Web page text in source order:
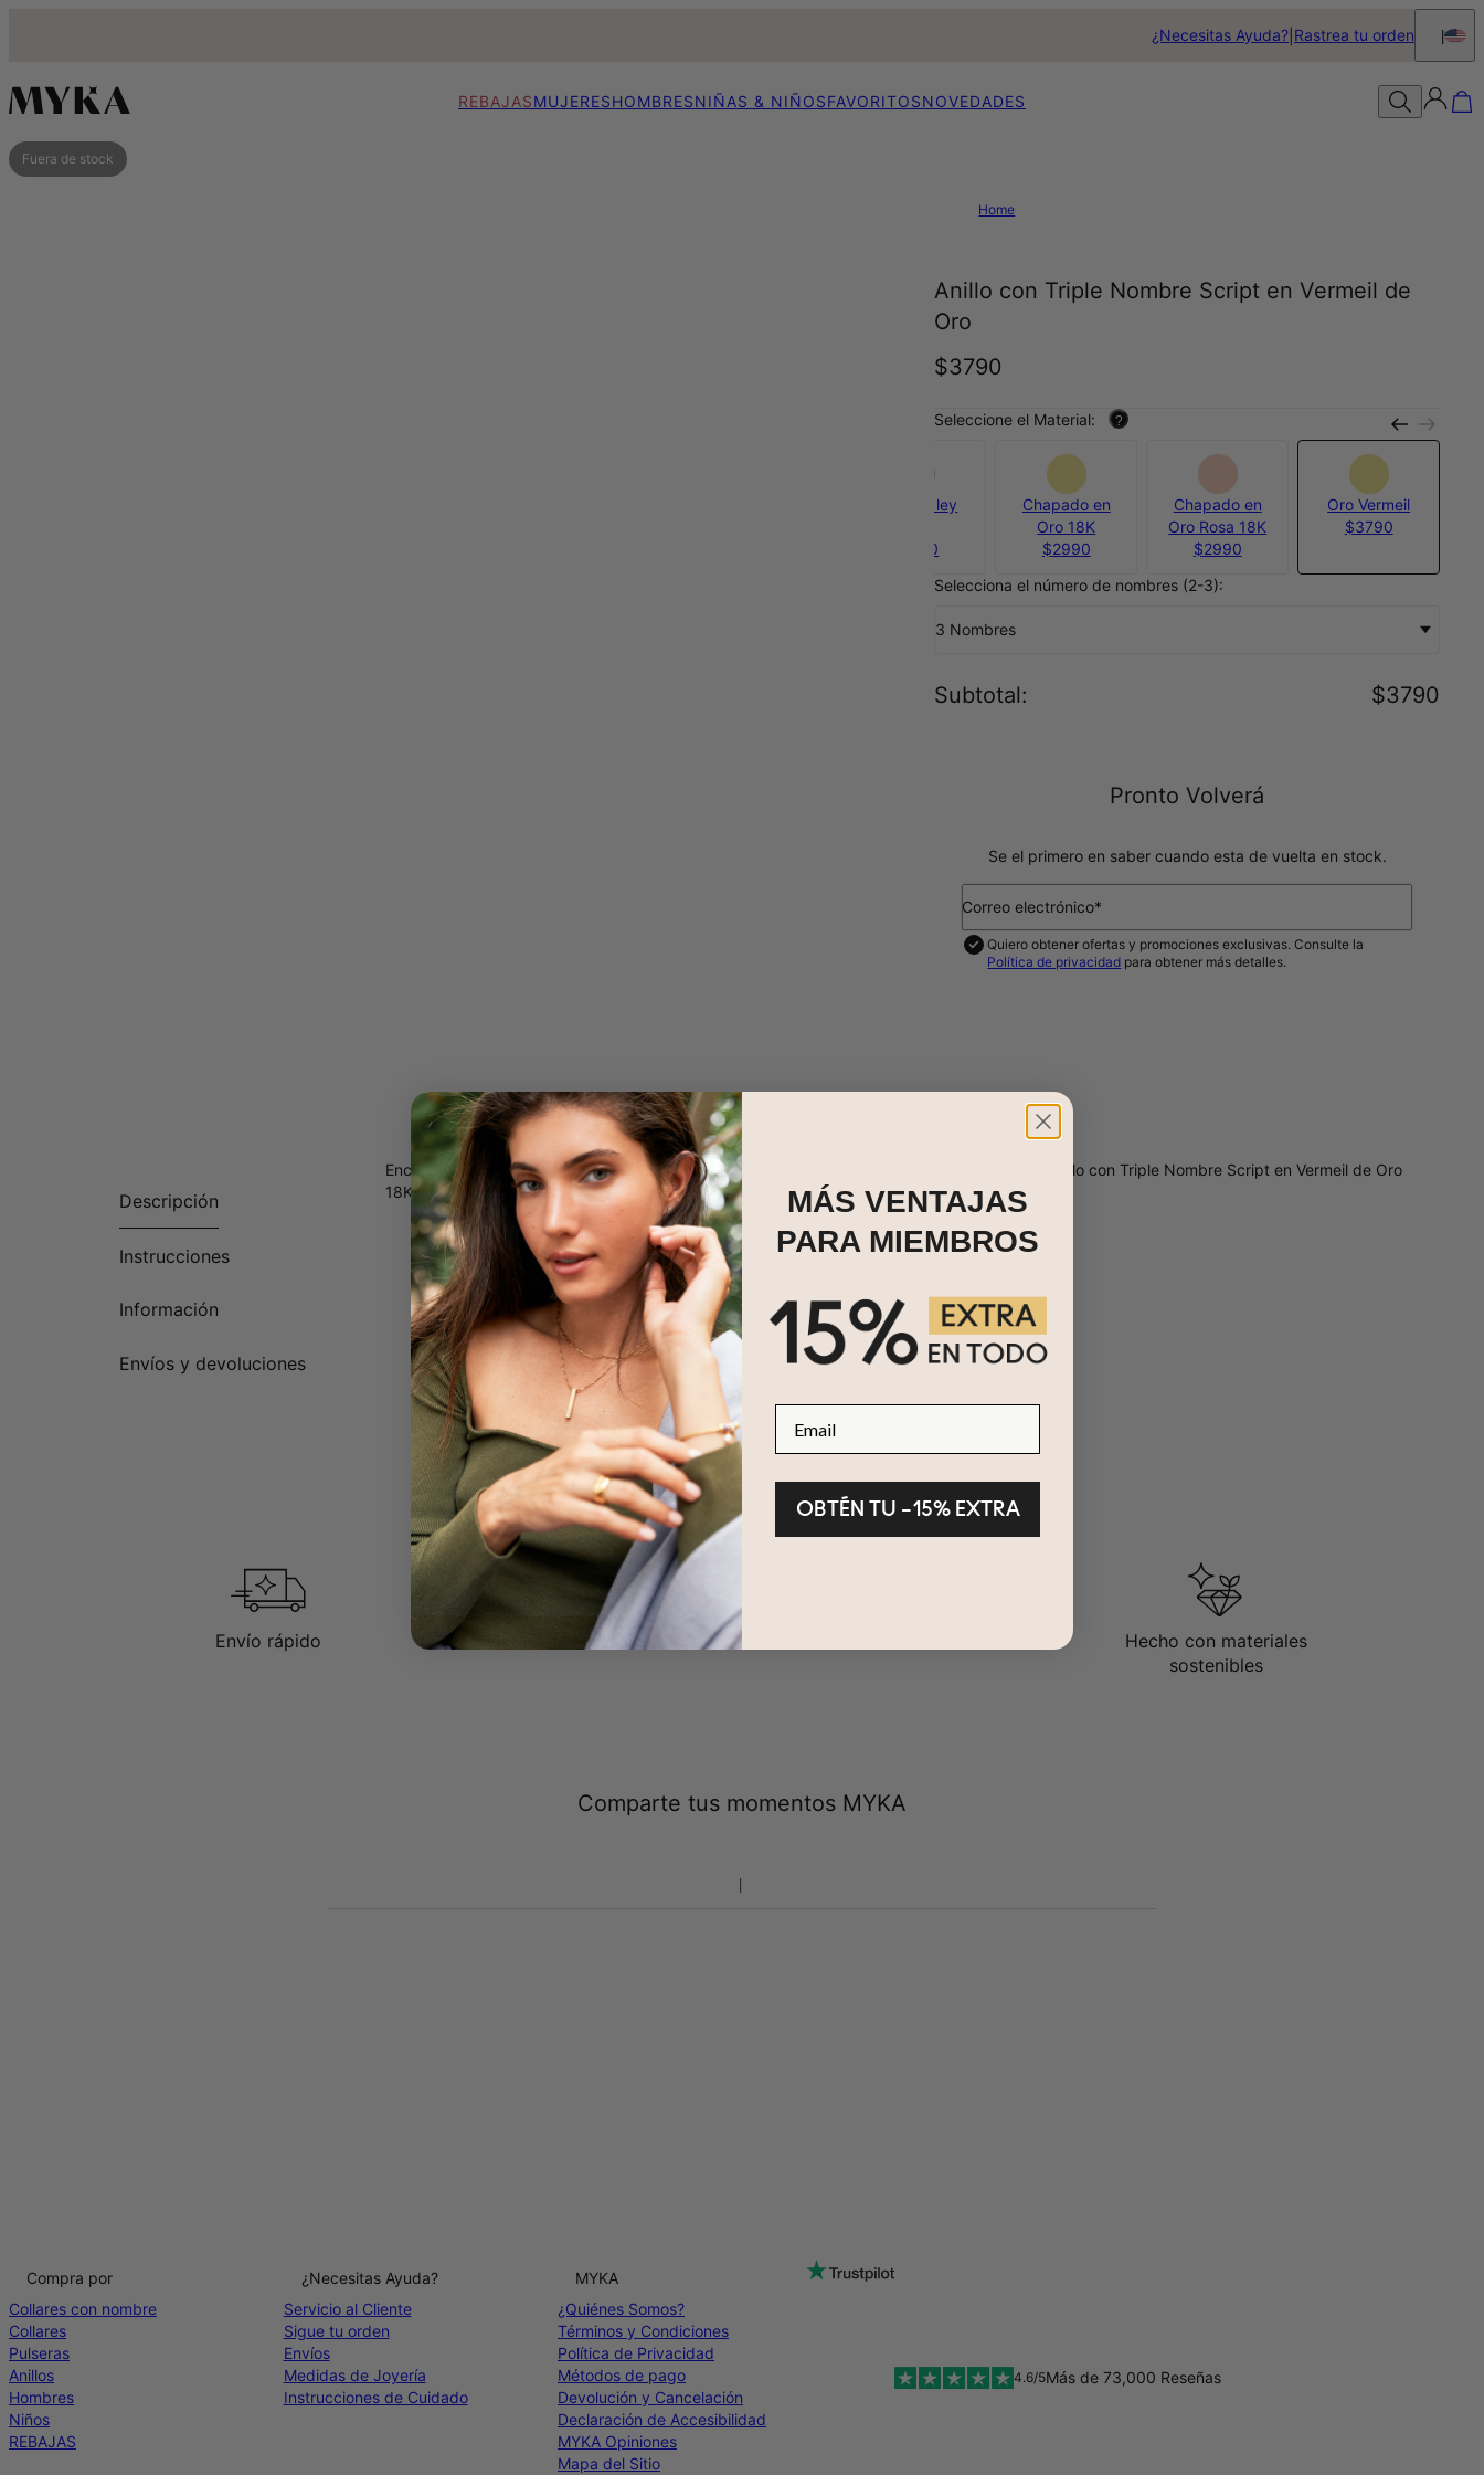
¿Necesitas Ayuda? Rastrea tu orden
REBAJASMUJERESHOMBRESNIÑAS & NIÑOSFAVORITOSNOVEDADES
Fuera de stock
Home
Anillo con Triple Nombre Script en Vermeil de
Oro
$3790
Seleccione el Material: ?
Plata de ley
$2790
Chapado en
Oro 18K
$2990
Chapado en
Oro Rosa 18K
$2990
Oro Vermeil
$3790
Selecciona el número de nombres (2-3):
3 Nombres
Subtotal: $3790
Pronto Volverá
Se el primero en saber cuando esta de vuelta en stock.
Correo electrónico*
Quiero obtener ofertas y promociones exclusivas. Consulte la
Política de privacidad para obtener más detalles.
Descripción
Instrucciones
Información
Envíos y devoluciones
Encuentra las joyas perfectas para darte un pequeño gusto a ti o a un ser querido. Nuestro Anillo con Triple Nombre Script en Vermeil de Oro
18K será la pieza perfecta para completar tu atuendo.
Envío rápido Devoluciones en 100 días
Hecho con materiales
sostenibles
Comparte tus momentos MYKA
Compra por
Collares con nombre
Collares
Pulseras
Anillos
Hombres
Niños
REBAJAS
¿Necesitas Ayuda?
Servicio al Cliente
Sigue tu orden
Envíos
Medidas de Joyería
Instrucciones de Cuidado
MYKA
¿Quiénes Somos?
Términos y Condiciones
Política de Privacidad
Métodos de pago
Devolución y Cancelación
Declaración de Accesibilidad
MYKA Opiniones
Mapa del Sitio
4.6/5Más de 73,000 Reseñas
MÁS VENTAJAS
PARA MIEMBROS
OBTÉN TU –15% EXTRA